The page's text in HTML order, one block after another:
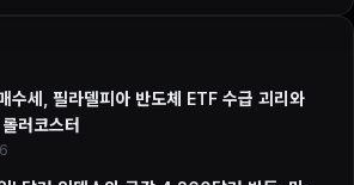
수세, 필라델피아 반도체 ETF 수급 괴리와
러코스터